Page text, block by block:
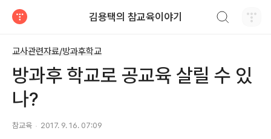
김용택의 참교육이야기
교사관련자료/방과후학교
방과후 학교로 공교육 살릴 수 있
나?
참교육 2017. 9. 16. 07:09